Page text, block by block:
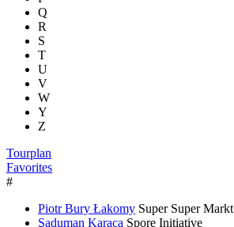
Q
R
S
T
U
V
W
Y
Z
Tourplan
Favorites
#
Piotr Bury Łakomy Super Super Markt
Şaduman Karaca Spore Initiative